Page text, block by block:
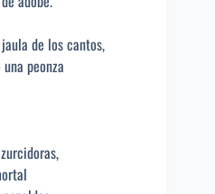
de los cantos,
peonza